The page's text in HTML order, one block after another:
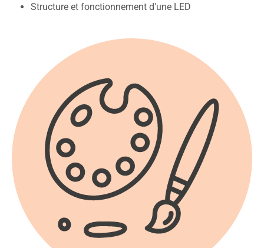
Structure et fonctionnement d'une LED